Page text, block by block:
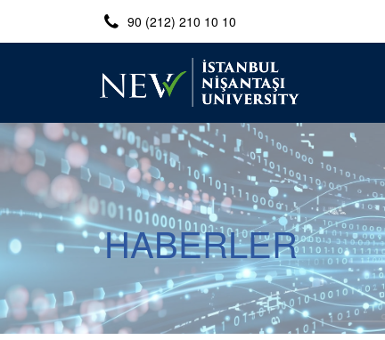
90 (212) 210 10 10
HABERLER